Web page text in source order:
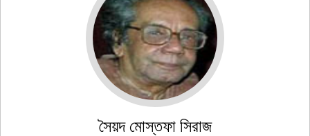
সৈয়দ মোস্তফা সিরাজ